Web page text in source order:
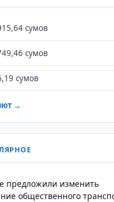
сумов
сумов
сумов
→
предложили изменить
общественного